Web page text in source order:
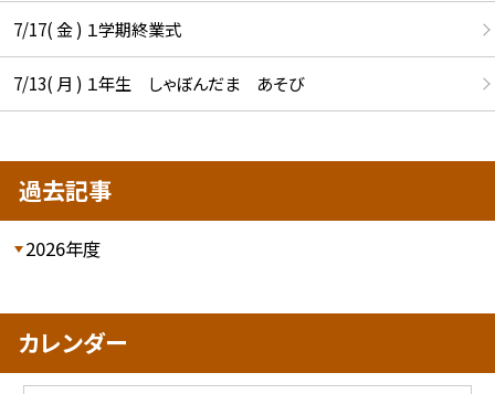
7/17( 金 ) １学期終業式
7/13( 月 ) １年生 しゃぼんだま あそび
過去記事
2026年度
カレンダー